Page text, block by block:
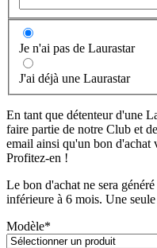
Je n'ai pas de Laurastar
J'ai déjà une Laurastar
En tant que détenteur d'une
faire partie de notre Club et
email ainsi qu'un bon d'achat
Profitez-en !
Le bon d'achat ne sera
inférieure à 6 mois. Une
Modèle*